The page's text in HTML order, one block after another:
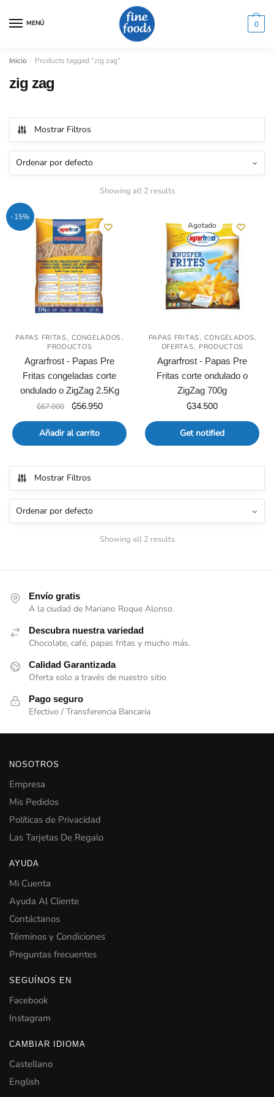
MENÚ 0
Inicio / Products tagged “zig zag”
zig zag
Mostrar Filtros
Showing all 2 results
-15%
PAPAS FRITAS,CONGELADOS,
PRODUCTOS
Agrarfrost - Papas Pre
Fritas congeladas corte
ondulado o ZigZag 2.5Kg
₲67.000
El
precio
original
era:
₲56.950El
precio
es:
Añadir al carrito
Agotado
PAPAS FRITAS,CONGELADOS,
OFERTAS, PRODUCTOS
Agrarfrost - Papas Pre
Fritas corte ondulado o
ZigZag 700g
₲34.500
Get notified
Mostrar Filtros
Showing all 2 results
Envío gratis
A la ciudad de Mariano Roque Alonso.
Descubra nuestra variedad
Chocolate, café, papas fritas y mucho más.
Calidad Garantizada
Oferta solo a través de nuestro sitio
Pago seguro
Efectivo / Transferencia Bancaria
NOSOTROS
Empresa
Mis Pedidos
Políticas de Privacidad
Las Tarjetas De Regalo
AYUDA
Mi Cuenta
Ayuda Al Cliente
Contáctanos
Términos y Condiciones
Preguntas frecuentes
SEGUÍNOS EN
Facebook
Instagram
CAMBIAR IDIOMA
Castellano
English